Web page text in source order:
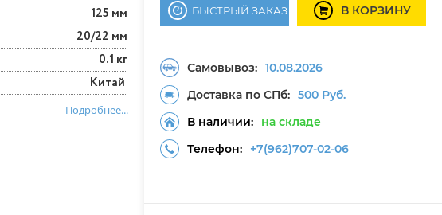
125 мм
20/22 мм
0.1 кг
Китай
Подробнее...
БЫСТРЫЙ ЗАКАЗ В КОРЗИНУ
Самовывоз: 10.08.2026
Доставка по СПб: 500 Руб.
В наличии:
на складе
Телефон:
+7(962)707-02-06